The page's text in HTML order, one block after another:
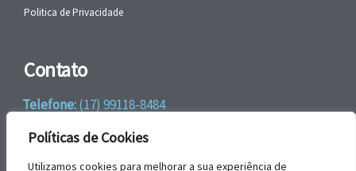
Políticas de Cookies
Utilizamos cookies para melhorar a sua experiência de
Politica de Privacidade
Contato
Telefone:(17) 99118-8484
WhatsApp:+55 (17) 99118-8484
email:faleconosco@gbrengenharia.com